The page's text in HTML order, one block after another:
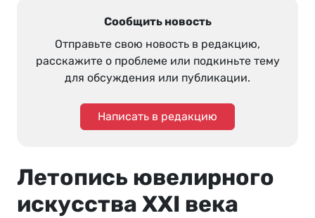
Сообщить новость
Отправьте свою новость в редакцию,
расскажите о проблеме или подкиньте тему
для обсуждения или публикации.
Написать в редакцию
Летопись ювелирного
искусства XXI века